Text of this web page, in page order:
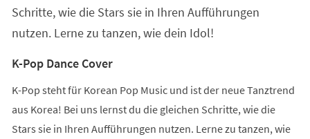
Schritte, wie die Stars sie in Ihren Aufführungen
nutzen. Lerne zu tanzen, wie dein Idol!
K-Pop Dance Cover
K-Pop steht für Korean Pop Music und ist der neue Tanztrend
aus Korea! Bei uns lernst du die gleichen Schritte, wie die
Stars sie in Ihren Aufführungen nutzen. Lerne zu tanzen, wie